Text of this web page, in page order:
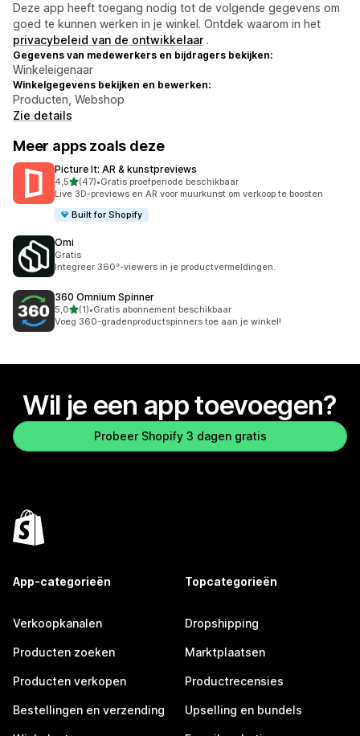
Deze app heeft toegang nodig tot de volgende gegevens om
goed te kunnen werken in je winkel. Ontdek waarom in het
privacybeleid van de ontwikkelaar .
Gegevens van medewerkers en bijdragers bekijken:
Winkeleigenaar
Winkelgegevens bekijken en bewerken:
Producten, Webshop
Zie details
Meer apps zoals deze
Picture It: AR & kunstpreviews
4,5van 5 sterren
(47)
47 recensies in totaal
•Gratis proefperiode beschikbaar
Live 3D-previews en AR voor muurkunst om verkoop te boosten
Built for Shopify
Omi
Gratis
Integreer 360°-viewers in je productvermeldingen.
360 Omnium Spinner
5,0van 5 sterren
(1)
1 recensies in totaal
•Gratis abonnement beschikbaar
Voeg 360-gradenproductspinners toe aan je winkel!
Wil je een app toevoegen?
Probeer Shopify 3 dagen gratis
App-categorieën
Verkoopkanalen
Producten zoeken
Producten verkopen
Bestellingen en verzending
Topcategorieën
Dropshipping
Marktplaatsen
Productrecensies
Upselling en bundels